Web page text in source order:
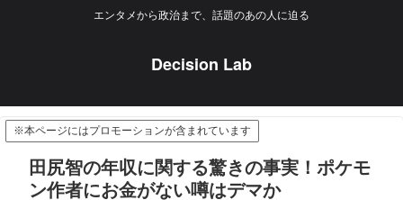
エンタメから政治まで、話題のあの人に迫る
Decision Lab
※本ページにはプロモーションが含まれています
田尻智の年収に関する驚きの事実！ポケモ
ン作者にお金がない噂はデマか